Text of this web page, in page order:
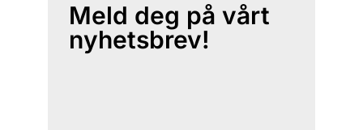
Meld deg på vårt
nyhetsbrev!